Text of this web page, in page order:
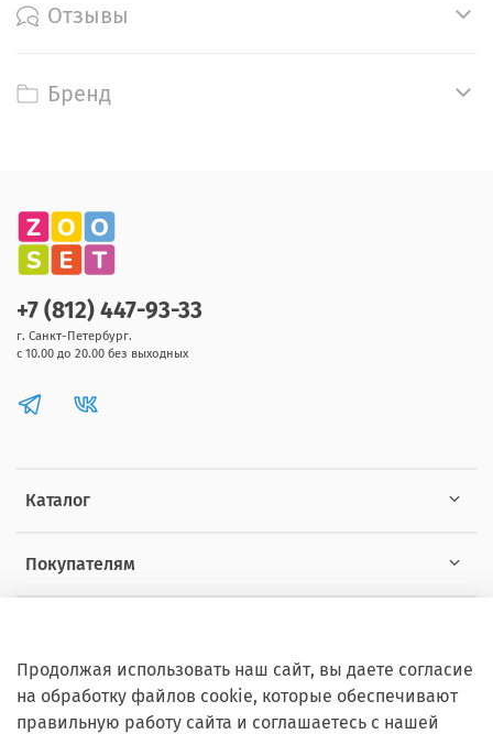
Отзывы
Бренд
Каталог
Покупателям
+7 (812) 447-93-33
г. Санкт-Петербург.
с 10.00 до 20.00 без выходных
Продолжая использовать наш сайт, вы даете согласие
на обработку файлов cookie, которые обеспечивают
правильную работу сайта и соглашаетесь с нашей